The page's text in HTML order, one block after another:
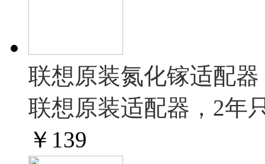
联想原装氮化镓适配器
联想原装适配器，2年
￥ 139